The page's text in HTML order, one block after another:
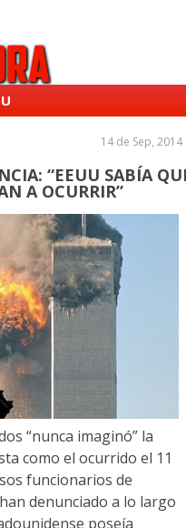
14 de Sep, 2014
“EEUU SABÍA
A OCURRIR”
“nunca imaginó” la
como el ocurrido el 11
funcionarios de
denunciado a lo largo
poseía